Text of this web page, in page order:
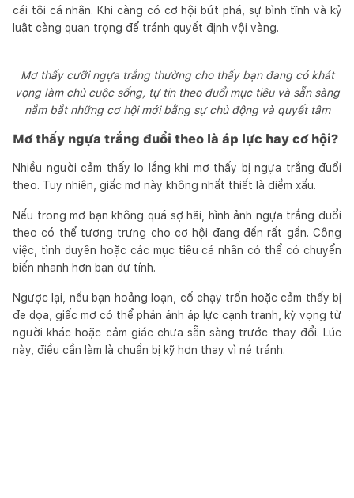
cái tôi cá nhân. Khi càng có cơ hội bứt phá, sự bình tĩnh và kỷ
luật càng quan trọng để tránh quyết định vội vàng.
Mơ thấy cưỡi ngựa trắng thường cho thấy bạn đang có khát
vọng làm chủ cuộc sống, tự tin theo đuổi mục tiêu và sẵn sàng
nắm bắt những cơ hội mới bằng sự chủ động và quyết tâm
Mơ thấy ngựa trắng đuổi theo là áp lực hay cơ hội?
Nhiều người cảm thấy lo lắng khi mơ thấy bị ngựa trắng đuổi
theo. Tuy nhiên, giấc mơ này không nhất thiết là điềm xấu.
Nếu trong mơ bạn không quá sợ hãi, hình ảnh ngựa trắng đuổi
theo có thể tượng trưng cho cơ hội đang đến rất gần. Công
việc, tình duyên hoặc các mục tiêu cá nhân có thể có chuyển
biến nhanh hơn bạn dự tính.
Ngược lại, nếu bạn hoảng loạn, cố chạy trốn hoặc cảm thấy bị
đe dọa, giấc mơ có thể phản ánh áp lực cạnh tranh, kỳ vọng từ
người khác hoặc cảm giác chưa sẵn sàng trước thay đổi. Lúc
này, điều cần làm là chuẩn bị kỹ hơn thay vì né tránh.